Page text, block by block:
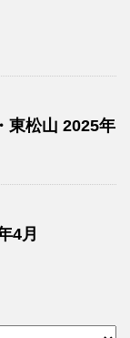
東松山 2025年
4月